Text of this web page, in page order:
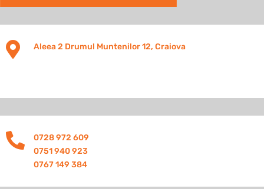
 Aleea 2 Drumul Muntenilor 12, Craiova

0728 972 609
0751 940 923
0767 149 384